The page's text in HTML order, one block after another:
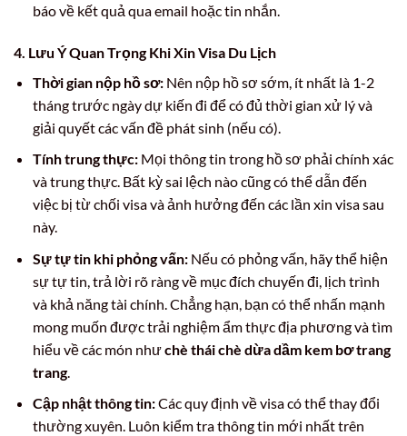
báo về kết quả qua email hoặc tin nhắn.
4. Lưu Ý Quan Trọng Khi Xin Visa Du Lịch
Thời gian nộp hồ sơ:Nên nộp hồ sơ sớm, ít nhất là 1-2
tháng trước ngày dự kiến đi để có đủ thời gian xử lý và
giải quyết các vấn đề phát sinh (nếu có).
Tính trung thực:Mọi thông tin trong hồ sơ phải chính xác
và trung thực. Bất kỳ sai lệch nào cũng có thể dẫn đến
việc bị từ chối visa và ảnh hưởng đến các lần xin visa sau
này.
Sự tự tin khi phỏng vấn:Nếu có phỏng vấn, hãy thể hiện
sự tự tin, trả lời rõ ràng về mục đích chuyến đi, lịch trình
và khả năng tài chính. Chẳng hạn, bạn có thể nhấn mạnh
mong muốn được trải nghiệm ẩm thực địa phương và tìm
hiểu về các món nhưchè thái chè dừa dầm kem bơ trang
trang.
Cập nhật thông tin:Các quy định về visa có thể thay đổi
thường xuyên. Luôn kiểm tra thông tin mới nhất trên